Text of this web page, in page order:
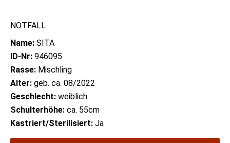
NOTFALL
Name: SITA
ID-Nr: 946095
Rasse: Mischling
Alter: geb. ca. 08/2022
Geschlecht: weiblich
Schulterhöhe: ca. 55cm
Kastriert/Sterilisiert: Ja